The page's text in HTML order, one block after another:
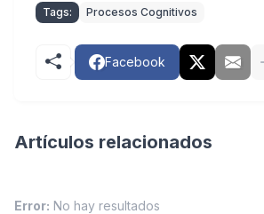
Tags: Procesos Cognitivos
Facebook
Artículos relacionados
Error: No hay resultados